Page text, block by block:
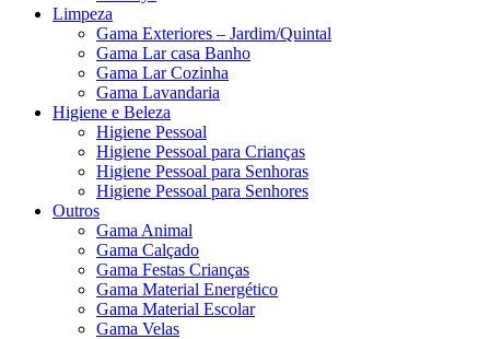
Limpeza
Gama Exteriores – Jardim/Quintal
Gama Lar casa Banho
Gama Lar Cozinha
Gama Lavandaria
Higiene e Beleza
Higiene Pessoal
Higiene Pessoal para Crianças
Higiene Pessoal para Senhoras
Higiene Pessoal para Senhores
Outros
Gama Animal
Gama Calçado
Gama Festas Crianças
Gama Material Energético
Gama Material Escolar
Gama Velas